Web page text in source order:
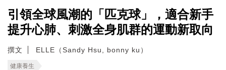
引領全球風潮的「匹克球」，適合新手
提升心肺、刺激全身肌群的運動新取向
撰文 ELLE（Sandy Hsu, bonny ku）
健康養生